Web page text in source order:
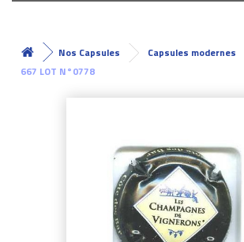
Nos Capsules Capsules modernes
667 LOT N°0778